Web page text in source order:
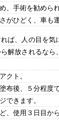
、手術を勧めら
がひどく、車も
ば、人の目を
解放されるな
クト。
布後、５分程度
できます。
、使用３日目か